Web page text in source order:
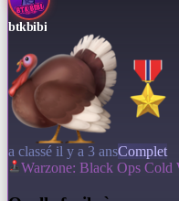
btkbibi
a classé il y a 3 ansComplet
Warzone: Black Ops Cold